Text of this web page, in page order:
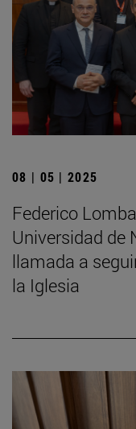
08 | 05 | 2025
Federico
Universidad de
llamada a
la Iglesia